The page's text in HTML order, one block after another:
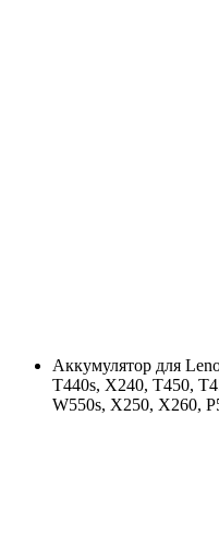
Аккумулятор для
T440s, X240, T450,
W550s, X250, X260,